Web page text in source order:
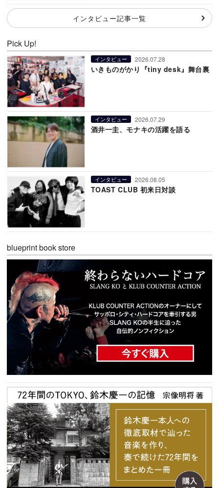
インタビュー記事一覧
Pick Up!
インタビュー 2026.07.28
いきものがかり『tiny desk』舞台裏
インタビュー 2026.07.29
酒井一圭、モナキの活躍を語る
インタビュー 2026.08.05
TOAST CLUB 初来日対談
blueprint book store